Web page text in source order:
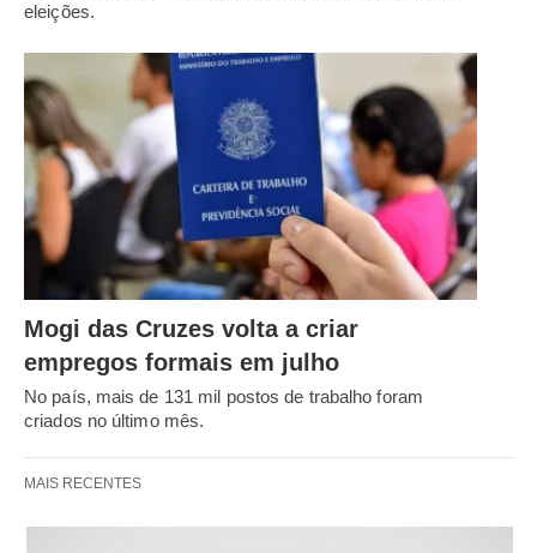
eleições.
Mogi das Cruzes volta a criar
empregos formais em julho
No país, mais de 131 mil postos de trabalho foram
criados no último mês.
MAIS RECENTES